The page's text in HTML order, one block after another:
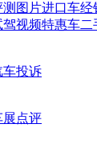
图片进口车经
驾视频特惠车二
车投诉
展点评